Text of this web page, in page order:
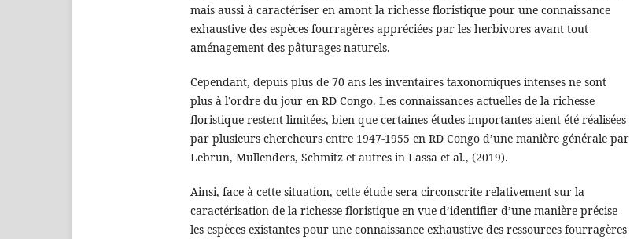
mais aussi à caractériser en amont la richesse floristique pour une connaissance
exhaustive des espèces fourragères appréciées par les herbivores avant tout
aménagement des pâturages naturels.
Cependant, depuis plus de 70 ans les inventaires taxonomiques intenses ne sont
plus à l’ordre du jour en RD Congo. Les connaissances actuelles de la richesse
floristique restent limitées, bien que certaines études importantes aient été réalisées
par plusieurs chercheurs entre 1947-1955 en RD Congo d’une manière générale par
Lebrun, Mullenders, Schmitz et autres in Lassa et al., (2019).
Ainsi, face à cette situation, cette étude sera circonscrite relativement sur la
caractérisation de la richesse floristique en vue d’identifier d’une manière précise
les espèces existantes pour une connaissance exhaustive des ressources fourragères